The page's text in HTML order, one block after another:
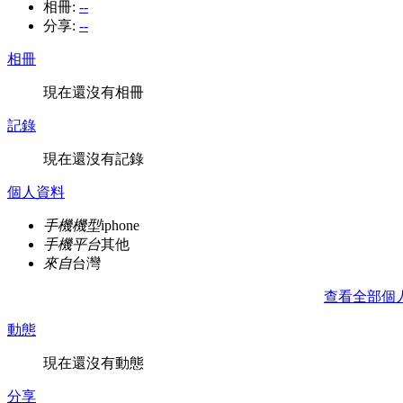
相冊: --
分享: --
相冊
現在還沒有相冊
記錄
現在還沒有記錄
個人資料
手機機型iphone
手機平台其他
來自台灣
查看全部個
動態
現在還沒有動態
分享